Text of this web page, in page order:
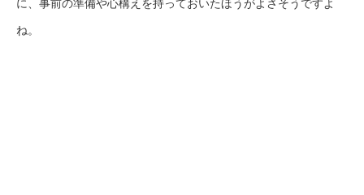
に、事前の準備や心構えを持っておいたほうがよさそうですよ
ね。